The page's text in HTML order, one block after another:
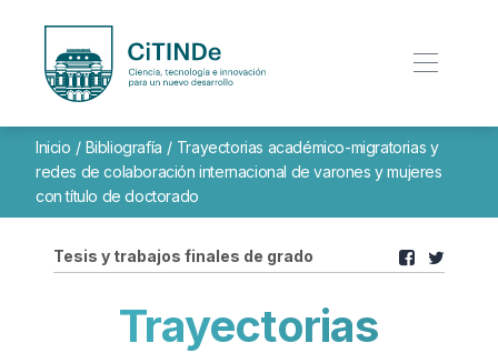
Inicio / Bibliografía / Trayectorias académico-migratorias y
redes de colaboración internacional de varones y mujeres
con título de doctorado
Tesis y trabajos finales de grado
Trayectorias